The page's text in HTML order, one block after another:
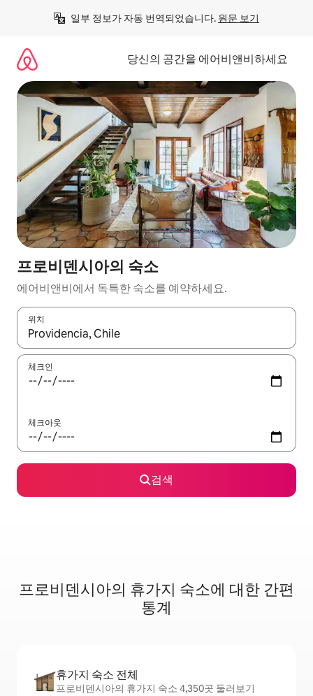
일부 정보가 자동 번역되었습니다. 원문 보기
당신의 공간을 에어비앤비하세요
프로비덴시아의 숙소
에어비앤비에서 독특한 숙소를 예약하세요.
위치
결과가 나오면 위·아래 화살표 키를 사용하거나 터치 또는 스와이
체크인
체크아웃
검색
프로비덴시아의 휴가지 숙소에 대한 간편
통계
휴가지 숙소 전체
프로비덴시아의 휴가지 숙소 4,350곳 둘러보기